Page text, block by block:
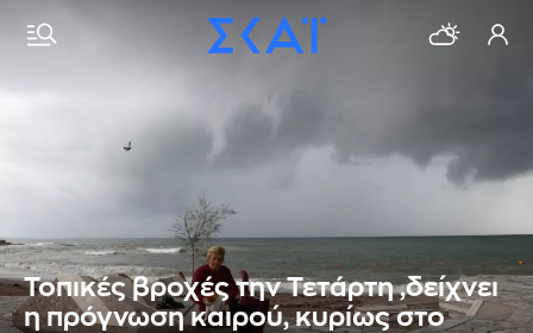
Τοπικές βροχές την Τετάρτη ,δείχνει
η πρόγνωση καιρού, κυρίως στο